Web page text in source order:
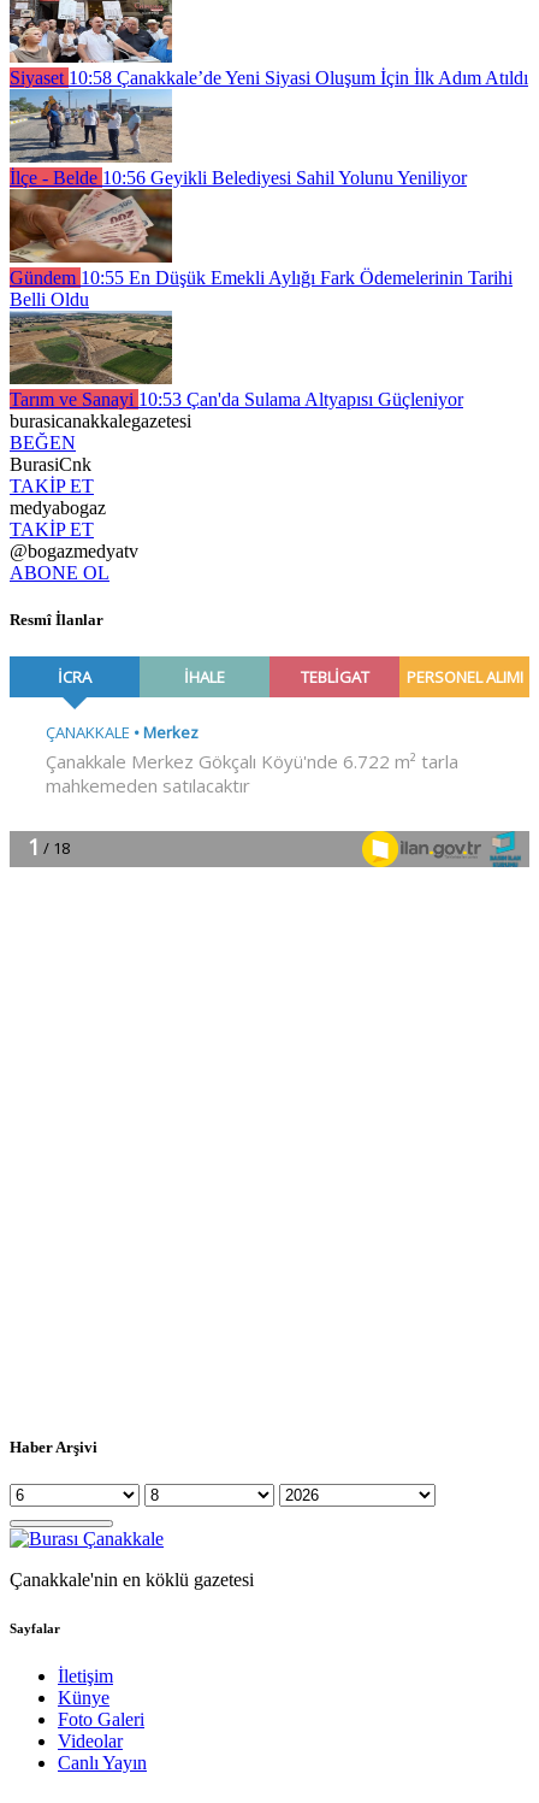
Siyaset 10:58 Çanakkale’de Yeni Siyasi Oluşum İçin İlk Adım Atıldı
İlçe - Belde 10:56 Geyikli Belediyesi Sahil Yolunu Yeniliyor
Gündem 10:55 En Düşük Emekli Aylığı Fark Ödemelerinin Tarihi
Belli Oldu
Tarım ve Sanayi 10:53 Çan'da Sulama Altyapısı Güçleniyor
burasicanakkalegazetesi
BEĞEN
BurasiCnk
TAKİP ET
medyabogaz
TAKİP ET
@bogazmedyatv
ABONE OL
Resmî İlanlar
Haber Arşivi
Çanakkale'nin en köklü gazetesi
Sayfalar
İletişim
Künye
Foto Galeri
Videolar
Canlı Yayın